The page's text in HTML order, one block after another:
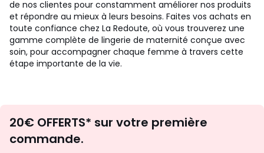
de nos clientes pour constamment améliorer nos produits
et répondre au mieux à leurs besoins. Faites vos achats en
toute confiance chez La Redoute, où vous trouverez une
gamme complète de lingerie de maternité conçue avec
soin, pour accompagner chaque femme à travers cette
étape importante de la vie.
d'inspirations
20€ OFFERTS* sur votre première
commande.